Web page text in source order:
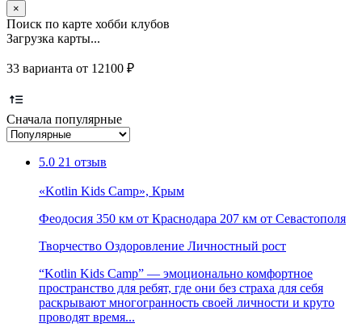
×
Поиск по карте хобби клубов
Загрузка карты...
33 варианта от 12100 ₽
Сначала популярные
5.0 21 отзыв
«Kotlin Kids Camp», Крым
Феодосия 350 км от Краснодара 207 км от Севастополя
Творчество Оздоровление Личностный рост
“Kotlin Kids Camp” — эмоционально комфортное
пространство для ребят, где они без страха для себя
раскрывают многогранность своей личности и круто
проводят время...